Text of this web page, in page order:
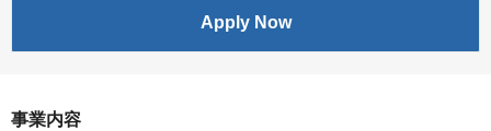
Apply Now
事業内容